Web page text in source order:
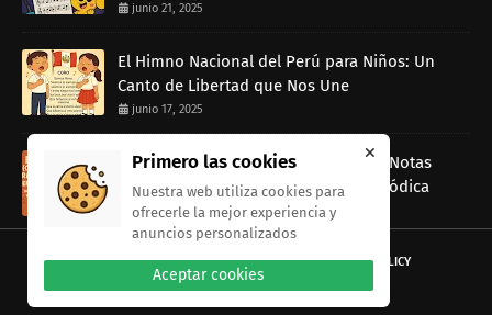
junio 21, 2025
El Himno Nacional del Perú para Niños: Un
Canto de Libertad que Nos Une
junio 17, 2025
Rap Dancin (Canción de Ratatouille) Notas
musicales Fáciles para Tocar con Melódica
junio 13, 2025
HOME ABOUT CONTACT US PRIVACY POLICY
Primero las cookies
Nuestra web utiliza cookies para
ofrecerle la mejor experiencia y
anuncios personalizados
Aceptar cookies